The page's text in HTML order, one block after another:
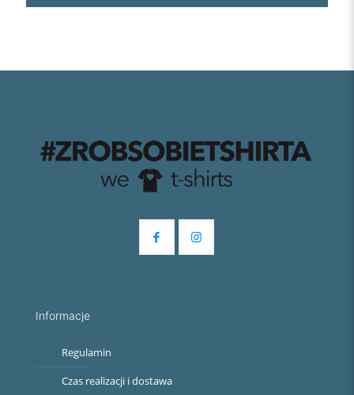
Informacje
Regulamin
Czas realizacji i dostawa